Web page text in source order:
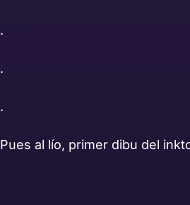
.
.
.
Pues al lío, primer dibu del